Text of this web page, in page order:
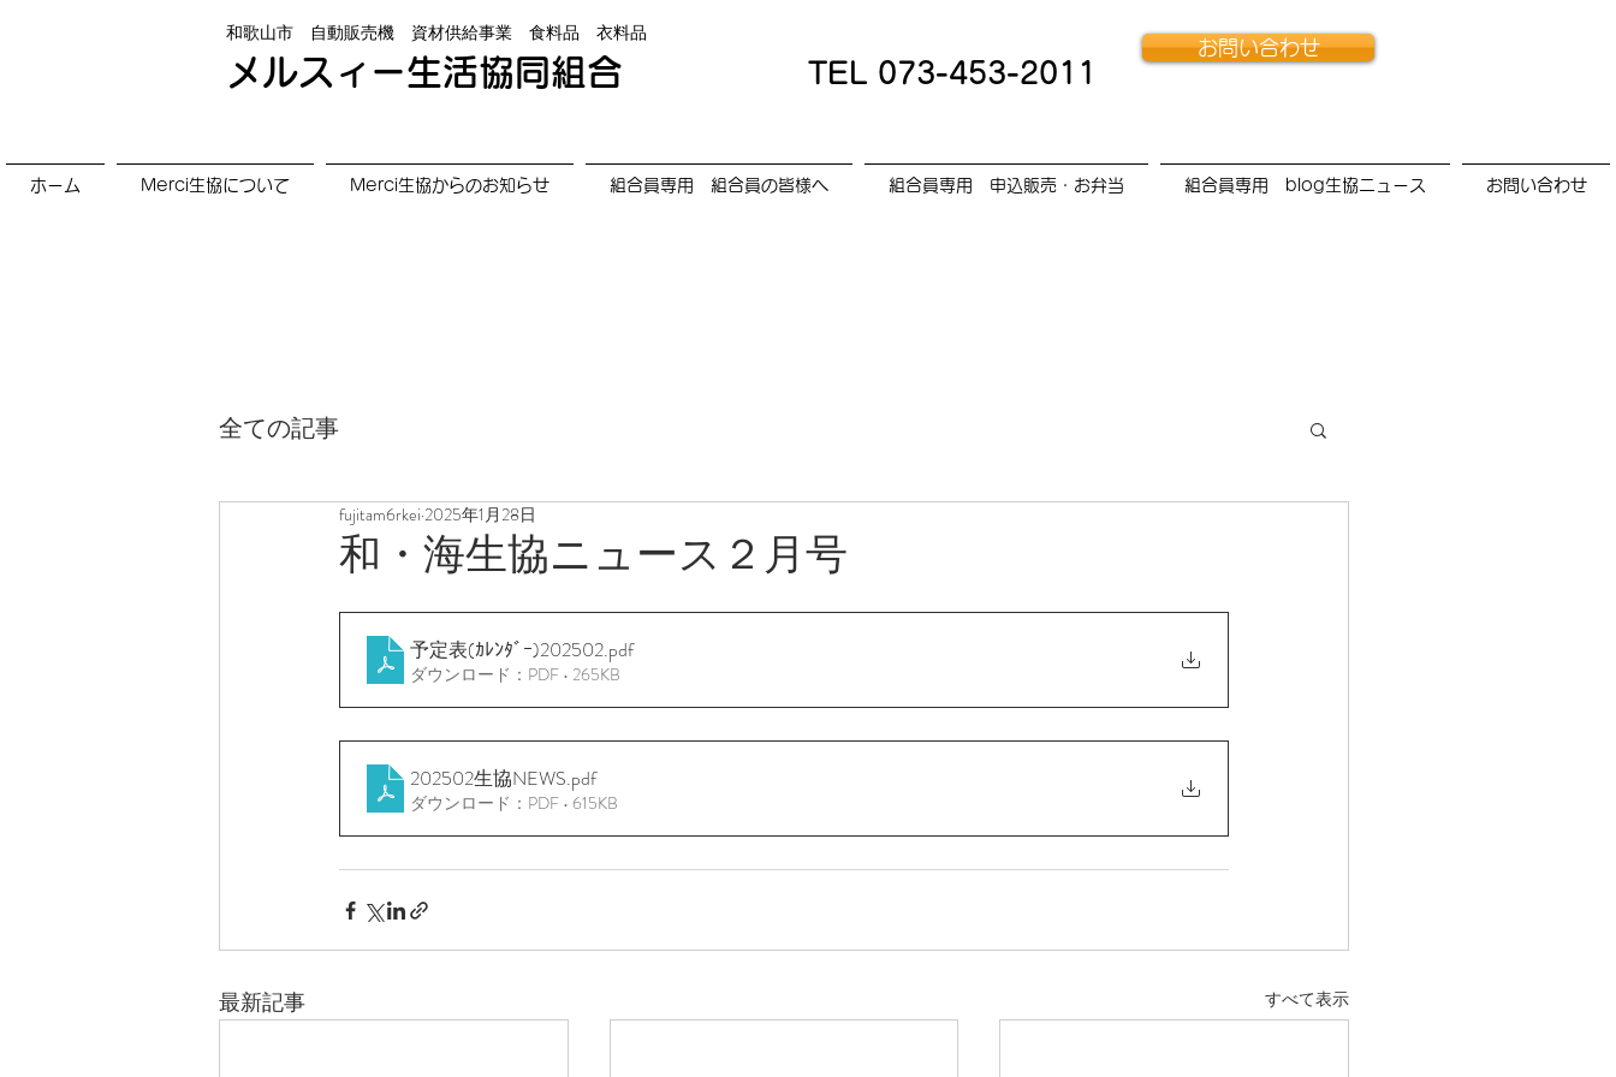
和歌山市 自動販売機 資材供給事業 食料品 衣料品
メルスィー生活協同組合 TEL 073-453-2011
お問い合わせ
ホーム Merci生協について Merci生協からのお知らせ 組合員専用 組合員の皆様へ 組合員専用 申込販売・お弁当 組合員専用 blog生協ニュース お問い合わせ
全ての記事
和・海生協ニュース２月号
fujitam6rkei 2025年1月28日
予定表(ｶﾚﾝﾀﾞｰ)202502.pdf
ダウンロード：PDF • 265KB
202502生協NEWS.pdf
ダウンロード：PDF • 615KB
最新記事 すべて表示